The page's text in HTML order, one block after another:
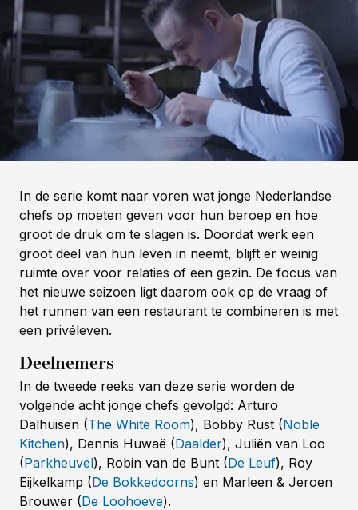
In de serie komt naar voren wat jonge Nederlandse
chefs op moeten geven voor hun beroep en hoe
groot de druk om te slagen is. Doordat werk een
groot deel van hun leven in neemt, blijft er weinig
ruimte over voor relaties of een gezin. De focus van
het nieuwe seizoen ligt daarom ook op de vraag of
het runnen van een restaurant te combineren is met
een privéleven.
Deelnemers
In de tweede reeks van deze serie worden de
volgende acht jonge chefs gevolgd: Arturo
Dalhuisen (The White Room), Bobby Rust (Noble
Kitchen), Dennis Huwaë (Daalder), Juliën van Loo
(Parkheuvel), Robin van de Bunt (De Leuf), Roy
Eijkelkamp (De Bokkedoorns) en Marleen & Jeroen
Brouwer (De Loohoeve).